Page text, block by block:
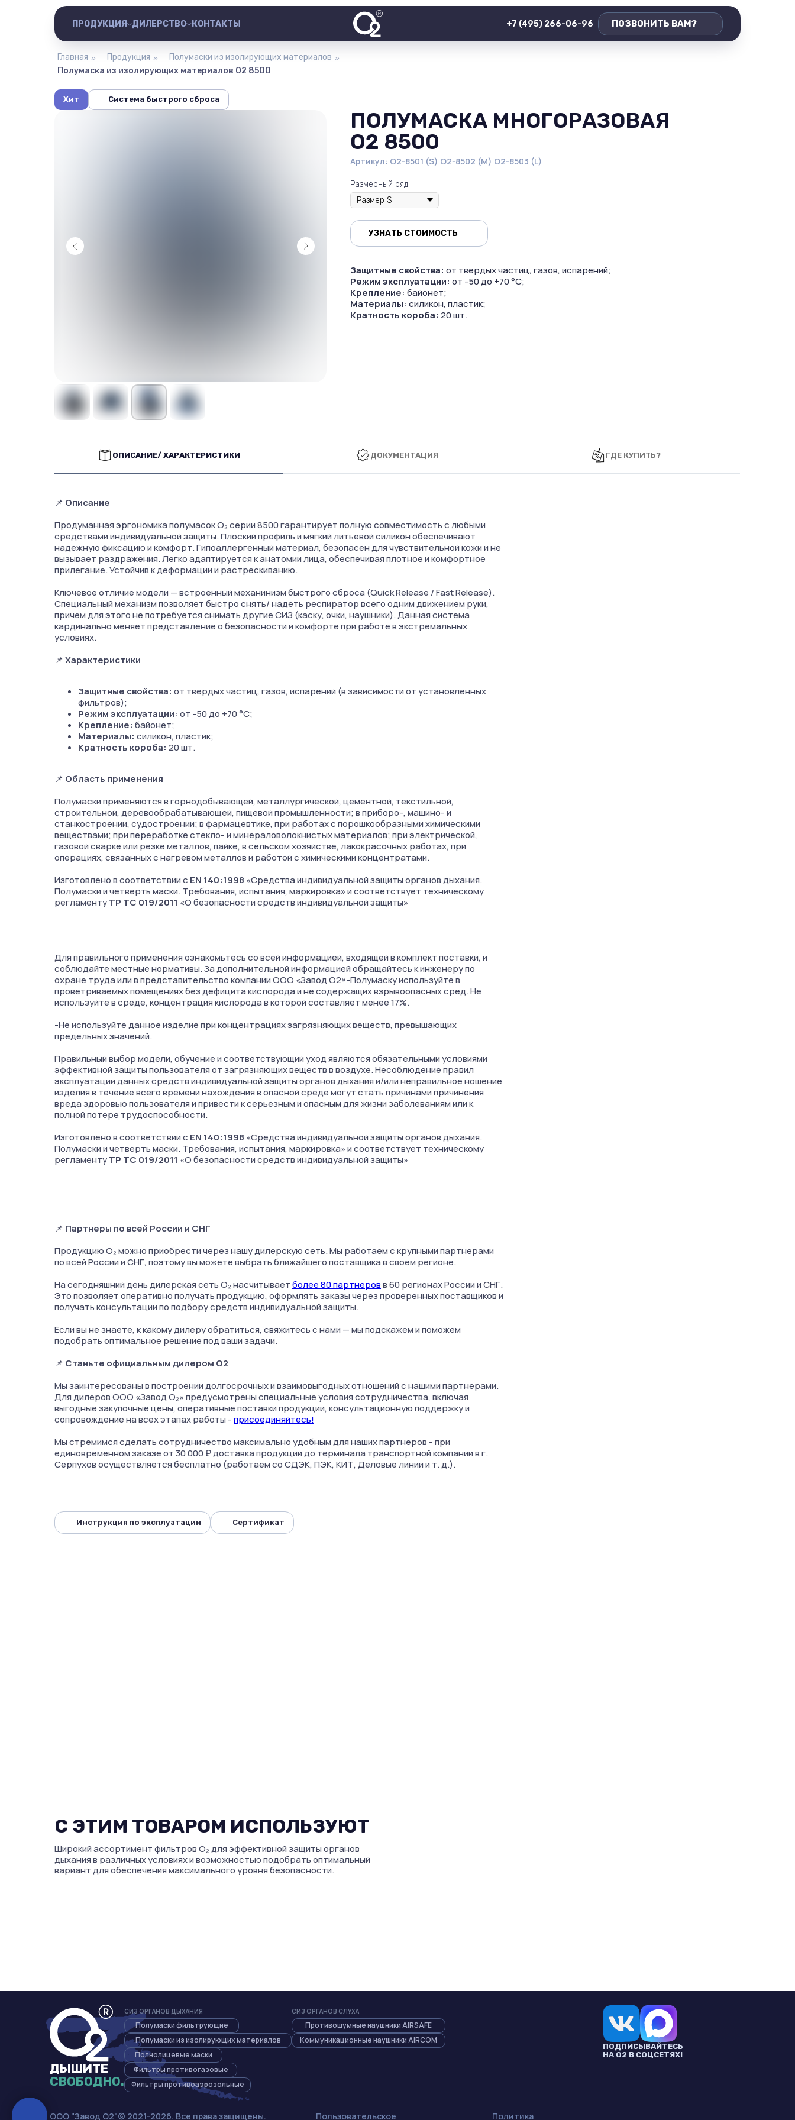
ПРОДУКЦИЯ ДИЛЕРCТВО КОНТАКТЫ +7 (495) 266-06-96 ПОЗВОНИТЬ ВАМ?
Главная » Продукция » Полумаски из изолирующих материалов »
Полумаска из изолирующих материалов О2 8500
Хит Система быстрого сброса
ПОЛУМАСКА МНОГОРАЗОВАЯ
O2 8500
Артикул: О2-8501 (S) О2-8502 (M) O2-8503 (L)
Размерный ряд
УЗНАТЬ СТОИМОСТЬ
Защитные свойства: от твердых частиц, газов, испарений;
Режим эксплуатации: от -50 до +70 °C;
Крепление: байонет;
Материалы: силикон, пластик;
Кратность короба: 20 шт.
ОПИСАНИЕ/ ХАРАКТЕРИСТИКИ ДОКУМЕНТАЦИЯ ГДЕ КУПИТЬ?
📌 Описание
Продуманная эргономика полумасок O₂ серии 8500 гарантирует полную совместимость с любыми
средствами индивидуальной защиты. Плоский профиль и мягкий литьевой силикон обеспечивают
надежную фиксацию и комфорт. Гипоаллергенный материал, безопасен для чувствительной кожи и не
вызывает раздражения. Легко адаптируется к анатомии лица, обеспечивая плотное и комфортное
прилегание. Устойчив к деформации и растрескиванию.
Ключевое отличие модели — встроенный механинизм быстрого сброса (Quick Release / Fast Release).
Специальный механизм позволяет быстро снять/ надеть респиратор всего одним движением руки,
причем для этого не потребуется снимать другие СИЗ (каску, очки, наушники). Данная система
кардинально меняет представление о безопасности и комфорте при работе в экстремальных
условиях.
📌 Характеристики
Защитные свойства: от твердых частиц, газов, испарений (в зависимости от установленных
фильтров);
Режим эксплуатации: от -50 до +70 °C;
Крепление: байонет;
Материалы: силикон, пластик;
Кратность короба: 20 шт.
📌 Область применения
Полумаски применяются в горнодобывающей, металлургической, цементной, текстильной,
строительной, деревообрабатывающей, пищевой промышленности; в приборо-, машино- и
станкостроении, судостроении; в фармацевтике, при работах с порошкообразными химическими
веществами; при переработке стекло- и минераловолокнистых материалов; при электрической,
газовой сварке или резке металлов, пайке, в сельском хозяйстве, лакокрасочных работах, при
операциях, связанных с нагревом металлов и работой с химическими концентратами.
Изготовлено в соответствии с EN 140:1998 «Средства индивидуальной защиты органов дыхания.
Полумаски и четверть маски. Требования, испытания, маркировка» и соответствует техническому
регламентуТР ТС 019/2011 «О безопасности средств индивидуальной защиты»
Для правильного применения ознакомьтесь со всей информацией, входящей в комплект поставки, и
соблюдайте местные нормативы. За дополнительной информацией обращайтесь к инженеру по
охране труда или в представительство компании ООО «Завод О2»-Полумаску используйте в
проветриваемых помещениях без дефицита кислорода и не содержащих взрывоопасных сред. Не
используйте в среде, концентрация кислорода в которой составляет менее 17%.
-Не используйте данное изделие при концентрациях загрязняющих веществ, превышающих
предельных значений.
Правильный выбор модели, обучение и соответствующий уход являются обязательными условиями
эффективной защиты пользователя от загрязняющих веществ в воздухе. Несоблюдение правил
эксплуатации данных средств индивидуальной защиты органов дыхания и/или неправильное ношение
изделия в течение всего времени нахождения в опасной среде могут стать причинами причинения
вреда здоровью пользователя и привести к серьезным и опасным для жизни заболеваниям или к
полной потере трудоспособности.
Изготовлено в соответствии с EN 140:1998 «Средства индивидуальной защиты органов дыхания.
Полумаски и четверть маски. Требования, испытания, маркировка» и соответствует техническому
регламентуТР ТС 019/2011 «О безопасности средств индивидуальной защиты»
📌 Партнеры по всей России и СНГ
Продукцию О₂ можно приобрести через нашу дилерскую сеть. Мы работаем с крупными партнерами
по всей России и СНГ, поэтому вы можете выбрать ближайшего поставщика в своем регионе.
На сегодняшний день дилерская сеть О₂ насчитываетболее 80 партнеровв 60 регионах России и СНГ.
Это позволяет оперативно получать продукцию, оформлять заказы через проверенных поставщиков и
получать консультации по подбору средств индивидуальной защиты.
Если вы не знаете, к какому дилеру обратиться, свяжитесь с нами — мы подскажем и поможем
подобрать оптимальное решение под ваши задачи.
📌 Станьте официальным дилером О2
Мы заинтересованы в построении долгосрочных и взаимовыгодных отношений с нашими партнерами.
Для дилеров ООО «Завод О₂» предусмотрены специальные условия сотрудничества, включая
выгодные закупочные цены, оперативные поставки продукции, консультационную поддержку и
сопровождение на всех этапах работы -присоединяйтесь!
Мы стремимся сделать сотрудничество максимально удобным для наших партнеров - при
единовременном заказе от 30 000 ₽ доставка продукции до терминала транспортной компании в г.
Серпухов осуществляется бесплатно (работаем со СДЭК, ПЭК, КИТ, Деловые линии и т. д.).
Инструкция по эксплуатации Сертификат
С ЭТИМ ТОВАРОМ ИСПОЛЬЗУЮТ
Широкий ассортимент фильтров O₂ для эффективной защиты органов
дыхания в различных условиях и возможностью подобрать оптимальный
вариант для обеспечения максимального уровня безопасности.
ДЫШИТЕ
СВОБОДНО.
CИЗ ОРГАНОВ ДЫХАНИЯ
Полумаски фильтрующие
Полумаски из изолирующих материалов
Полнолицевые маски
Фильтры противогазовые
Фильтры противоаэрозольные
CИЗ ОРГАНОВ СЛУХА
Противошумные наушники AIRSAFE
Коммуникационные наушники AIRCOM
ПОДПИСЫВАЙТЕСЬ
НА О2 В СОЦСЕТЯХ!
OOO "Завод О2"© 2021-2026. Все права защищены. Пользовательское Политика